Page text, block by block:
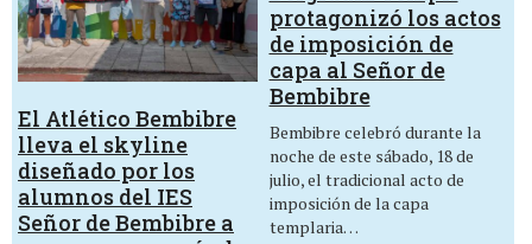
El Atlético Bembibre
lleva el skyline
diseñado por los
alumnos del IES
Señor de Bembibre a
protagonizó los actos
de imposición de
capa al Señor de
Bembibre
Bembibre celebró durante la
noche de este sábado, 18 de
julio, el tradicional acto de
imposición de la capa
templaria…